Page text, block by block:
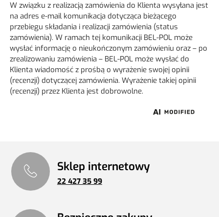
W związku z realizacją zamówienia do Klienta wysyłana jest
na adres e-mail komunikacja dotycząca bieżącego
przebiegu składania i realizacji zamówienia (status
zamówienia). W ramach tej komunikacji BEL-POL może
wysłać informację o nieukończonym zamówieniu oraz – po
zrealizowaniu zamówienia – BEL-POL może wysłać do
Klienta wiadomość z prośbą o wyrażenie swojej opinii
(recenzji) dotyczącej zamówienia. Wyrażenie takiej opinii
(recenzji) przez Klienta jest dobrowolne.
Sklep internetowy
22 427 35 99